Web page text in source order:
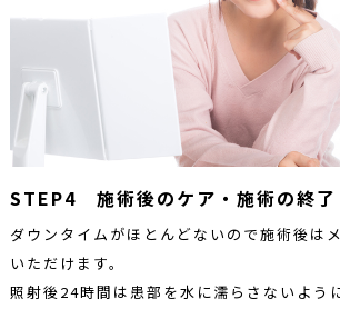
STEP4 施術後のケア・施術の終了
ダウンタイムがほとんどないので施術後は
いただけます。
照射後24時間は患部を水に濡らさないよう